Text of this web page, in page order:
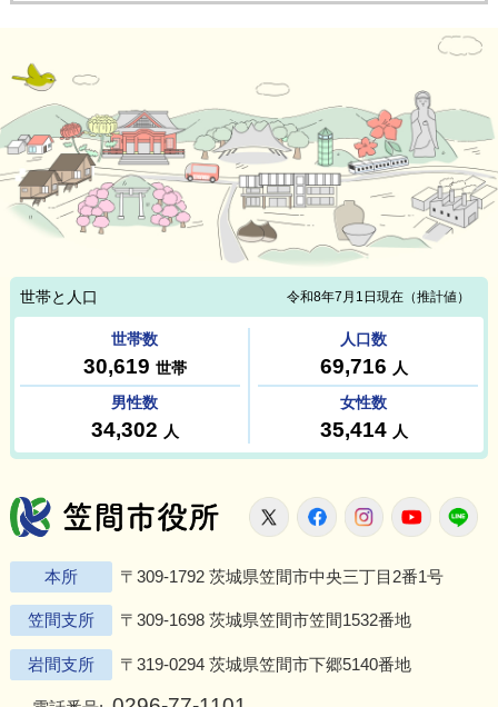
笠間市役所
X FacebookInstagram
本所 〒309-1792 茨城県笠間市中央三丁目2番1号
笠間支所 〒309-1698 茨城県笠間市笠間1532番地
岩間支所 〒319-0294 茨城県笠間市下郷5140番地